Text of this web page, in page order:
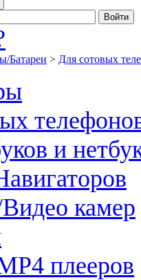
Батареи > Для сотовых
и
камер
плееров